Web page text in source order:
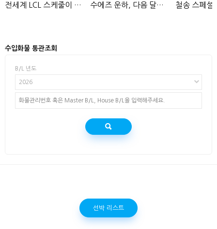
전세계 LCL 스케줄이 모여있는 곳 수에즈 운하, 다음 달부터 통항료 인상
수입화물 통관조회
B/L 년도
2026
선박 리스트